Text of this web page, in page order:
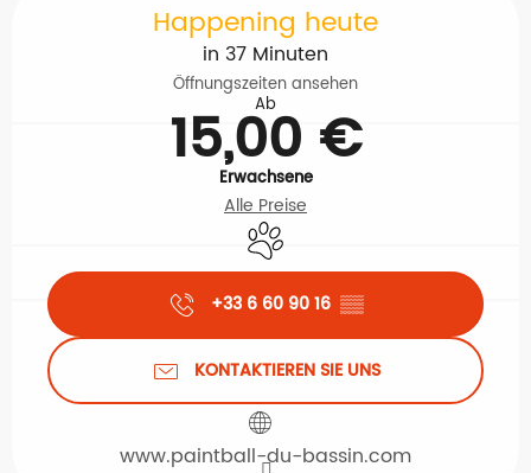
Happening heute
in 37 Minuten
Öffnungszeiten ansehen
Ab
15,00 €
Erwachsene
Alle Preise
Tiere erlaubt
+33 6 60 90 16 ▒▒
KONTAKTIEREN SIE UNS
www.paintball-du-bassin.com